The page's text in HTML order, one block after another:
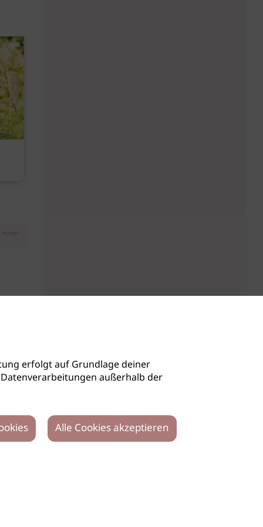
Anzeige
erfolgt auf Grundlage deiner
Datenverarbeitungen außerhalb der
Alle Cookies akzeptieren